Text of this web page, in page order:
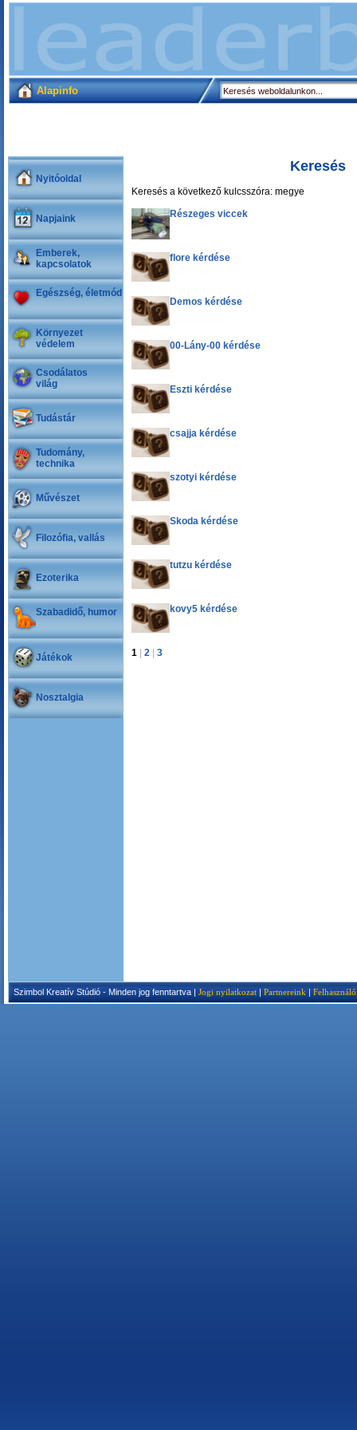
Alapinfo
Nyitóoldal
Napjaink
Emberek,
kapcsolatok
Egészség, életmód
Környezet
védelem
Csodálatos
világ
Tudástár
Tudomány,
technika
Művészet
Filozófia, vallás
Ezoterika
Szabadidő, humor
Játékok
Nosztalgia
Keresés
Keresés a következő kulcsszóra: megye
Részeges viccek
flore kérdése
Demos kérdése
00-Lány-00 kérdése
Eszti kérdése
csajja kérdése
szotyi kérdése
Skoda kérdése
tutzu kérdése
kovy5 kérdése
1 2 3
Szimbol Kreatív Stúdió - Minden jog fenntartva | Jogi nyilatkozat | Partnereink |